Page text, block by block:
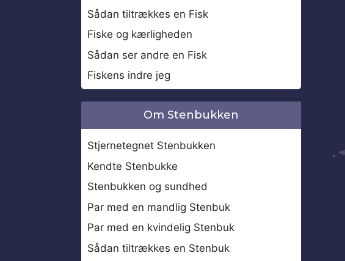
Sådan tiltrækkes en Fisk
Fiske og kærligheden
Sådan ser andre en Fisk
Fiskens indre jeg
Om Stenbukken
Stjernetegnet Stenbukken
Kendte Stenbukke
Stenbukken og sundhed
Par med en mandlig Stenbuk
Par med en kvindelig Stenbuk
Sådan tiltrækkes en Stenbuk